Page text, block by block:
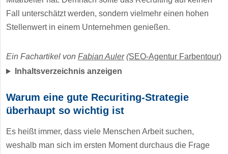
Fall unterschätzt werden, sondern vielmehr einen hohen
Stellenwert in einem Unternehmen genießen.
Ein Fachartikel von Fabian Auler(SEO-Agentur Farbentour)
Inhaltsverzeichnis anzeigen
Warum eine gute Recuriting-Strategie
überhaupt so wichtig ist
Es heißt immer, dass viele Menschen Arbeit suchen,
weshalb man sich im ersten Moment durchaus die Frage